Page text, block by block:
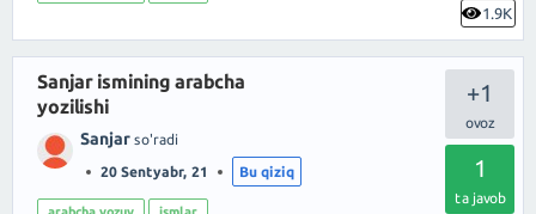
1.9K
+1
1
ta javob
Sanjar ismining arabcha
yozilishi
Sanjar so'radi
20 Sentyabr, 21 Bu qiziq
arabcha yozuv ismlar